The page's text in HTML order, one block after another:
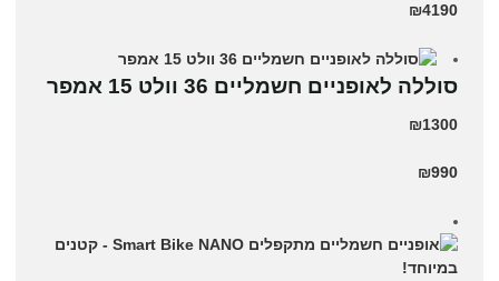
₪4190
סוללה לאופניים חשמליים 36 וולט 15 אמפר
₪1300
₪990